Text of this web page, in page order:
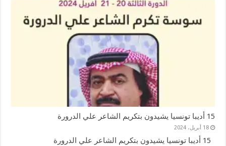
15 أديبا تونسيا يشيدون بتكريم الشاعر علي الدرورة
18 أبريل، 2024